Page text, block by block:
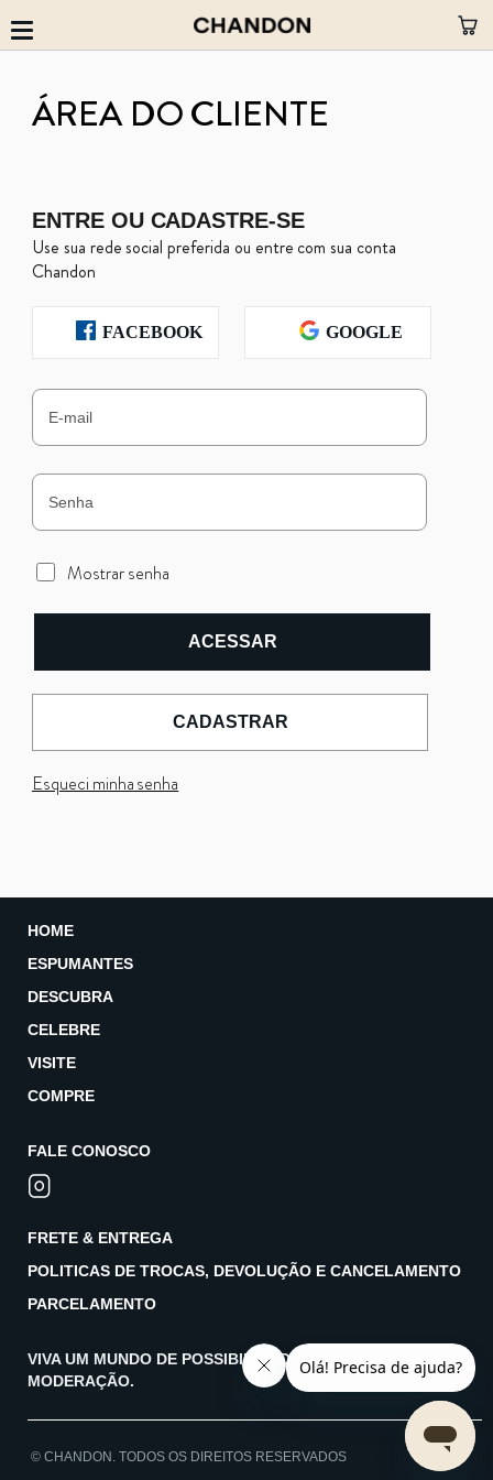
conteúdo
ÁREA DO CLIENTE
ENTRE OU CADASTRE-SE
Use sua rede social preferida ou entre com sua conta
Chandon
FACEBOOK GOOGLE
Mostrar senha
ACESSAR
CADASTRAR
Esqueci minha senha
HOME
ESPUMANTES
DESCUBRA
CELEBRE
VISITE
COMPRE
FALE CONOSCO
FRETE & ENTREGA
POLITICAS DE TROCAS, DEVOLUÇÃO E CANCELAMENTO
PARCELAMENTO
VIVA UM MUNDO DE POSSIBILIDADES E CONSUMA COM
MODERAÇÃO.
© CHANDON. TODOS OS DIREITOS RESERVADOS